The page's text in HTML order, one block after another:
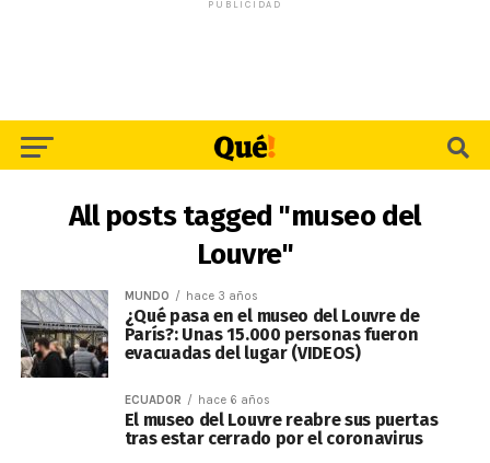
PUBLICIDAD
All posts tagged "museo del
Louvre"
MUNDO hace 3 años
¿Qué pasa en el museo del Louvre de
París?: Unas 15.000 personas fueron
evacuadas del lugar (VIDEOS)
ECUADOR hace 6 años
El museo del Louvre reabre sus puertas
tras estar cerrado por el coronavirus